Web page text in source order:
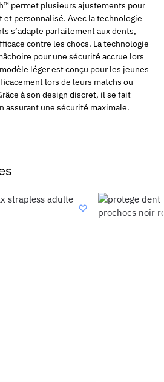
permet plusieurs ajustements pour
personnalisé. Avec la technologie
s’adapte parfaitement aux dents,
contre les chocs. La technologie
pour une sécurité accrue lors
léger est conçu pour les jeunes
lors de leurs matchs ou
à son design discret, il se fait
assurant une sécurité maximale.